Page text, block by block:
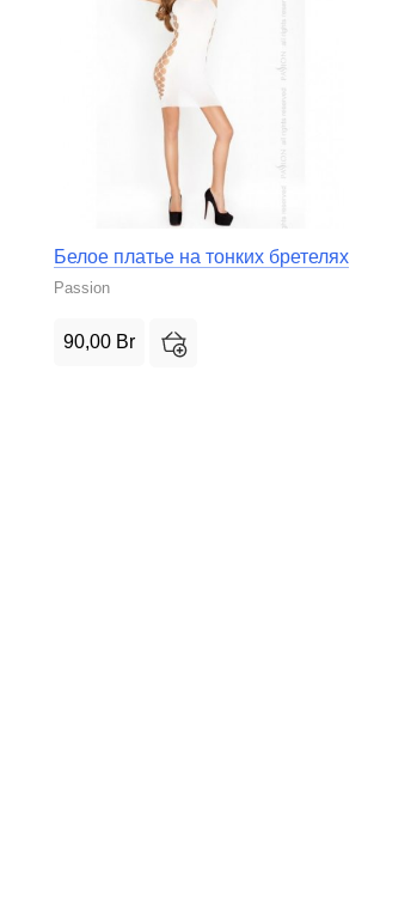
Белое платье на тонких бретелях
Passion
90,00 Br